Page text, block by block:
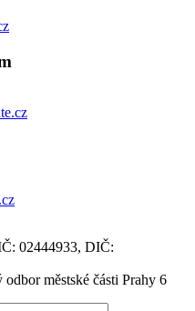
02444933, DIČ:
městské části Prahy 6